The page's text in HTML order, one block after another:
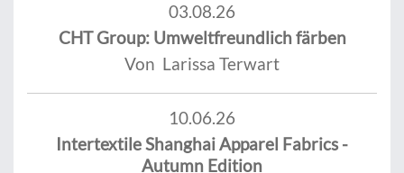
03.08.26
CHT Group: Umweltfreundlich färben
Von Larissa Terwart
10.06.26
Intertextile Shanghai Apparel Fabrics -
Autumn Edition